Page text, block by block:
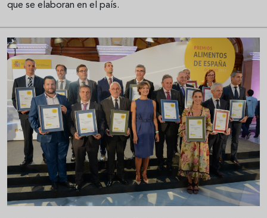
que se elaboran en el país.